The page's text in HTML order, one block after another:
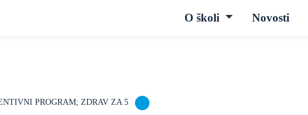
O školi Novosti
PROGRAM; ZDRAV ZA 5